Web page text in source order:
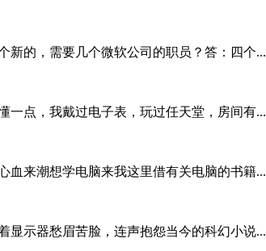
新的，需要几个微软公司的职员？答：四个...
一点，我戴过电子表，玩过任天堂，房间有...
血来潮想学电脑来我这里借有关电脑的书籍...
显示器愁眉苦脸，连声抱怨当今的科幻小说...